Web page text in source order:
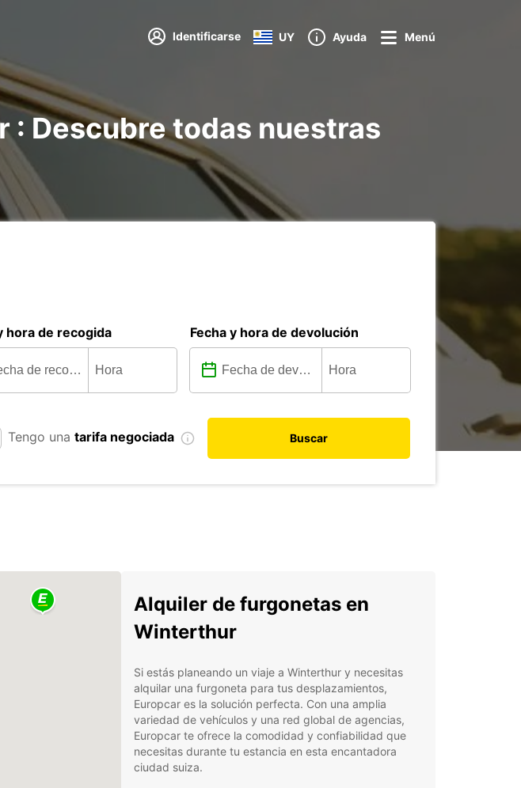
Identificarse UY Ayuda Menú
Descubre todas nuestras
hora de recogida Fecha y hora de devolución
Tengo una tarifa negociada Buscar
Alquiler de furgonetas en
Winterthur
Si estás planeando un viaje a Winterthur y necesitas
alquilar una furgoneta para tus desplazamientos,
Europcar es la solución perfecta. Con una amplia
variedad de vehículos y una red global de agencias,
Europcar te ofrece la comodidad y confiabilidad que
necesitas durante tu estancia en esta encantadora
ciudad suiza.